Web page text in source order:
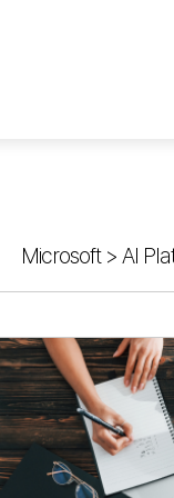
Microsoft> AI